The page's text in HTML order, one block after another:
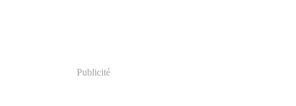
Publicité